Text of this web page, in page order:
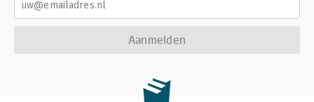
Aanmelden